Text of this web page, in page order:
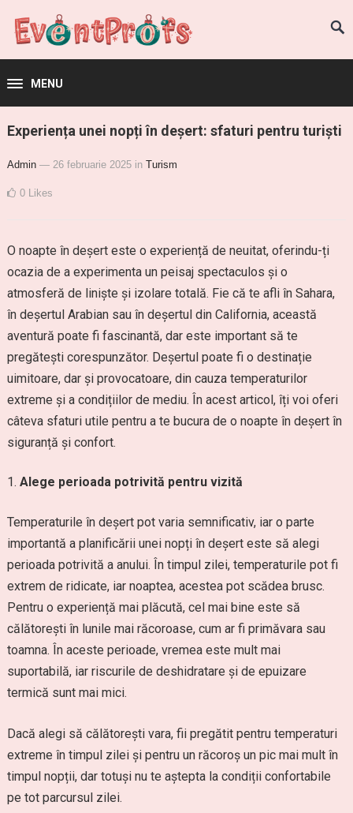
MENU
Experiența unei nopți în deșert: sfaturi pentru turiști
Admin — 26 februarie 2025 in Turism
0 Likes
O noapte în deșert este o experiență de neuitat, oferindu-ți
ocazia de a experimenta un peisaj spectaculos și o
atmosferă de liniște și izolare totală. Fie că te afli în Sahara,
în deșertul Arabian sau în deșertul din California, această
aventură poate fi fascinantă, dar este important să te
pregătești corespunzător. Deșertul poate fi o destinație
uimitoare, dar și provocatoare, din cauza temperaturilor
extreme și a condițiilor de mediu. În acest articol, îți voi oferi
câteva sfaturi utile pentru a te bucura de o noapte în deșert în
siguranță și confort.
Alege perioada potrivită pentru vizită
Temperaturile în deșert pot varia semnificativ, iar o parte
importantă a planificării unei nopți în deșert este să alegi
perioada potrivită a anului. În timpul zilei, temperaturile pot fi
extrem de ridicate, iar noaptea, acestea pot scădea brusc.
Pentru o experiență mai plăcută, cel mai bine este să
călătorești în lunile mai răcoroase, cum ar fi primăvara sau
toamna. În aceste perioade, vremea este mult mai
suportabilă, iar riscurile de deshidratare și de epuizare
termică sunt mai mici.
Dacă alegi să călătorești vara, fii pregătit pentru temperaturi
extreme în timpul zilei și pentru un răcoroș un pic mai mult în
timpul nopții, dar totuși nu te aștepta la condiții confortabile
pe tot parcursul zilei.